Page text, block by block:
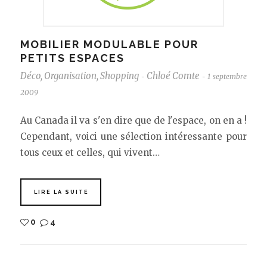
MOBILIER MODULABLE POUR
PETITS ESPACES
Déco, Organisation, Shopping - Chloé Comte - 1 septembre
2009
Au Canada il va s'en dire que de l'espace, on en a !
Cependant, voici une sélection intéressante pour
tous ceux et celles, qui vivent…
LIRE LA SUITE
0 4